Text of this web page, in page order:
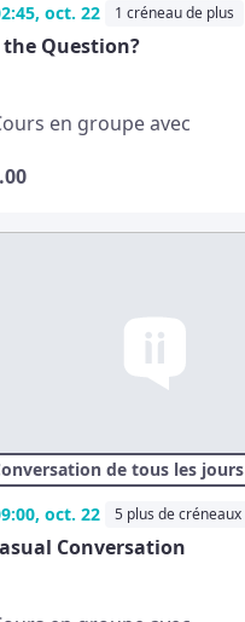
oct. 22
1 créneau de plus
Question?
en groupe avec
de tous les jours
oct. 22
5 plus de créneaux
Conversation